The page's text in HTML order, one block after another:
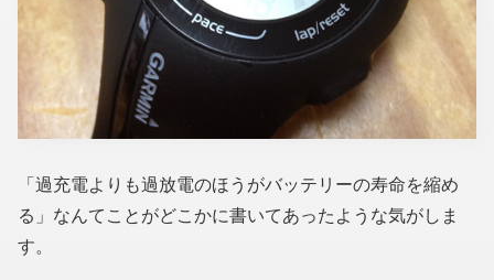
「過充電よりも過放電のほうがバッテリーの寿命を縮め
る」なんてことがどこかに書いてあったような気がしま
す。